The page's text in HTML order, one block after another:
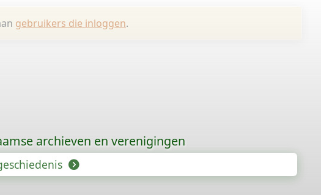
gebruikers die inloggen.
archieven en verenigingen